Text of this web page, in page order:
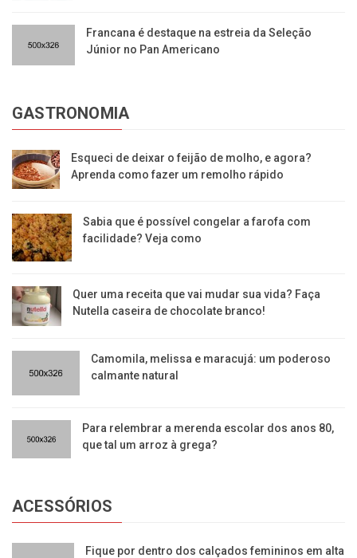
Francana é destaque na estreia da Seleção
Júnior no Pan Americano
GASTRONOMIA
Esqueci de deixar o feijão de molho, e agora?
Aprenda como fazer um remolho rápido
Sabia que é possível congelar a farofa com
facilidade? Veja como
Quer uma receita que vai mudar sua vida? Faça
Nutella caseira de chocolate branco!
Camomila, melissa e maracujá: um poderoso
calmante natural
Para relembrar a merenda escolar dos anos 80,
que tal um arroz à grega?
ACESSÓRIOS
​Fique por dentro dos calçados femininos em alta